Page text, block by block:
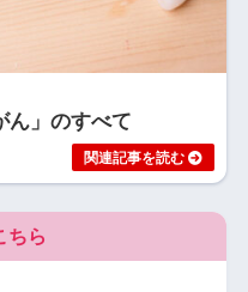
ん」のすべて
ちら